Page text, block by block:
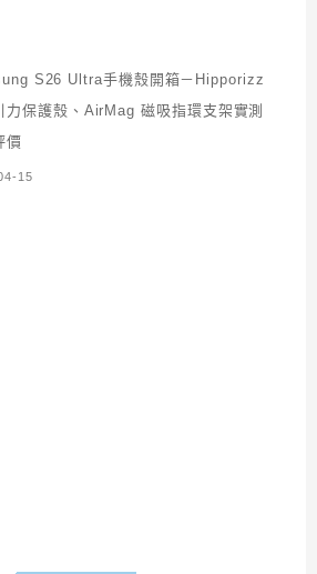
S26 Ultra手機殼開箱－Hipporizz
力保護殼、AirMag 磁吸指環支架實測
價
15